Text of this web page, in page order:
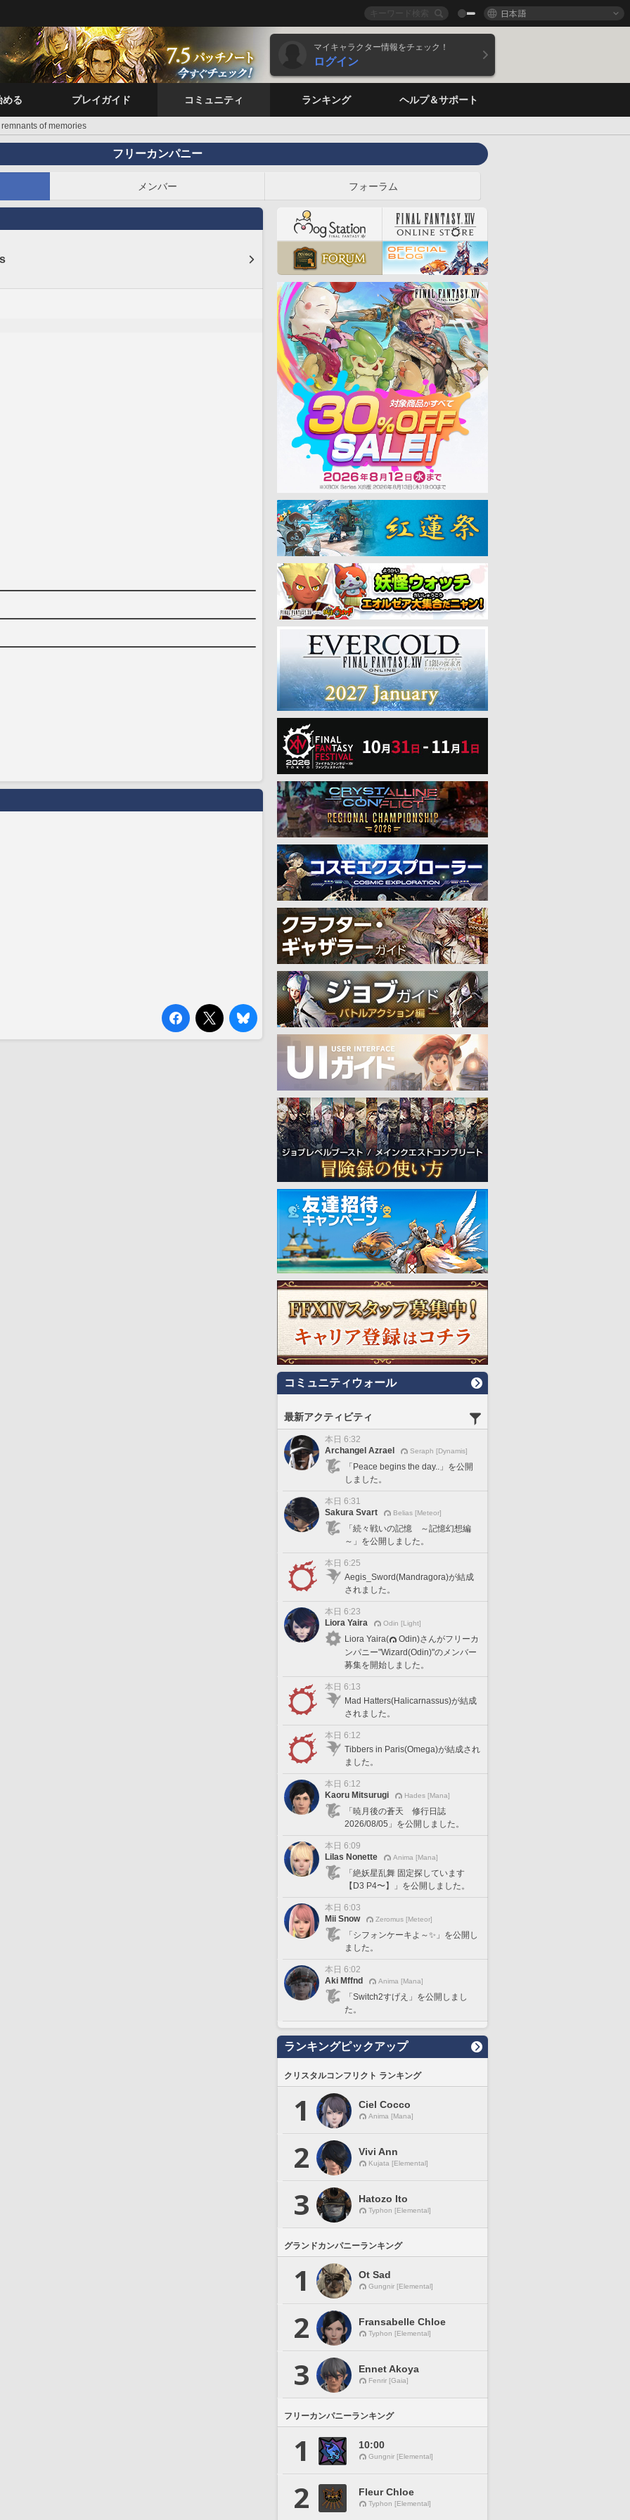
日本語
マイキャラクター情報をチェック！
ログイン
める プレイガイド コミュニティ ランキング ヘルプ＆サポート
remnants of memories
フリーカンパニー
メンバー フォーラム
コミュニティウォール
最新アクティビティ
本日 6:32
Archangel Azrael
Seraph [Dynamis]
「Peace begins the day..」を公開
しました。
本日 6:31
Sakura Svart
Belias [Meteor]
「続々戦いの記憶 ～記憶幻想編
～」を公開しました。
本日 6:25
Aegis_Sword(Mandragora)が結成
されました。
本日 6:23
Liora Yaira
Odin [Light]
Liora Yaira(
Odin)さんがフリーカ
ンパニー"Wizard(Odin)"のメンバー
募集を開始しました。
本日 6:13
Mad Hatters(Halicarnassus)が結成
されました。
本日 6:12
Tibbers in Paris(Omega)が結成され
ました。
本日 6:12
Kaoru Mitsurugi
Hades [Mana]
「暁月後の蒼天 修行日誌
2026/08/05」を公開しました。
本日 6:09
Lilas Nonette
Anima [Mana]
「絶妖星乱舞 固定探しています
【D3 P4〜】」を公開しました。
本日 6:03
Mii Snow
Zeromus [Meteor]
「シフォンケーキよ～✨」を公開し
ました。
本日 6:02
Aki Mffnd
Anima [Mana]
「Switch2すげえ」を公開しまし
た。
ランキングピックアップ
クリスタルコンフリクト ランキング
1 Ciel Cocco
Anima [Mana]
2 Vivi Ann
Kujata [Elemental]
3 Hatozo Ito
Typhon [Elemental]
グランドカンパニーランキング
1 Ot Sad
Gungnir [Elemental]
2 Fransabelle Chloe
Typhon [Elemental]
3 Ennet Akoya
Fenrir [Gaia]
フリーカンパニーランキング
1 10:00
Gungnir [Elemental]
2 Fleur Chloe
Typhon [Elemental]